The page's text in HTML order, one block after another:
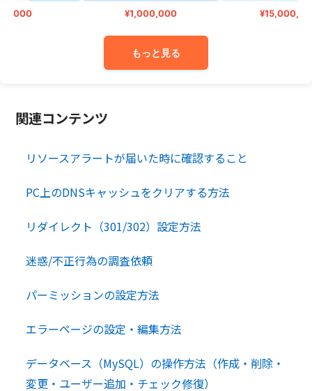
¥1,000,000 ¥15,000,000
もっと見る
関連コンテンツ
リソースアラートが届いた時に確認すること
PC上のDNSキャッシュをクリアする方法
リダイレクト（301/302）設定方法
迷惑/不正行為の調査依頼
パーミッションの設定方法
エラーページの設定・編集方法
データベース（MySQL）の操作方法（作成・削除・
変更・ユーザー追加・チェック修復）